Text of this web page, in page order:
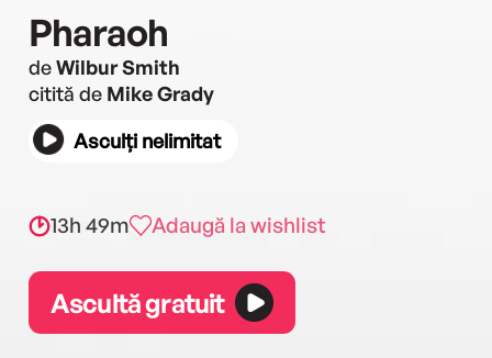
Pharaoh
deWilbur Smith
citită de Mike Grady
Asculți nelimitat
13h 49m Adaugă la wishlist
Ascultă gratuit